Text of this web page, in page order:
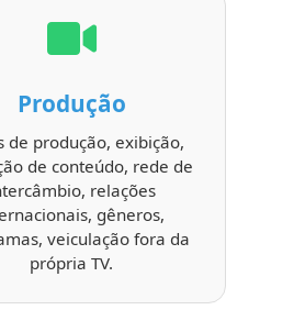
Produção
de produção, exibição,
de conteúdo, rede de
relações
gêneros,
veiculação fora da
própria TV.